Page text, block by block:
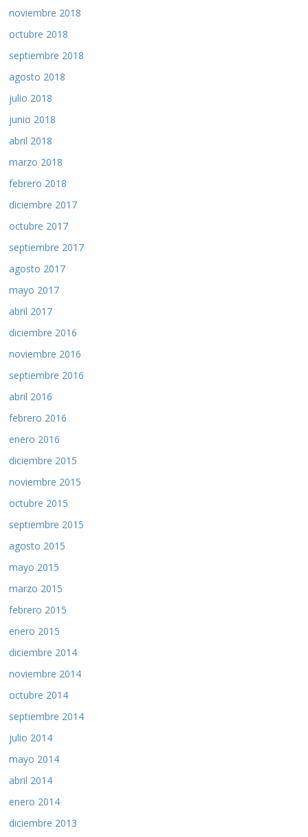
noviembre 2018
octubre 2018
septiembre 2018
agosto 2018
julio 2018
junio 2018
abril 2018
marzo 2018
febrero 2018
diciembre 2017
octubre 2017
septiembre 2017
agosto 2017
mayo 2017
abril 2017
diciembre 2016
noviembre 2016
septiembre 2016
abril 2016
febrero 2016
enero 2016
diciembre 2015
noviembre 2015
octubre 2015
septiembre 2015
agosto 2015
mayo 2015
marzo 2015
febrero 2015
enero 2015
diciembre 2014
noviembre 2014
octubre 2014
septiembre 2014
julio 2014
mayo 2014
abril 2014
enero 2014
diciembre 2013